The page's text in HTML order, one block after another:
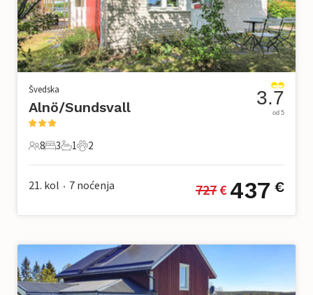
Švedska
Alnö/Sundsvall
8 Gosti
8
3 Spavaće sobe
3
1 Kupaonica
1
2 Kućni ljubimac
2
3.7
od 5
21. kol • 7 noćenja 727 € 437 €